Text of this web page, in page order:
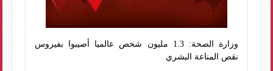
وزارة الصحة: 1.3 مليون شخص عالميا أصيبوا بفيروس
نقص المناعة البشري